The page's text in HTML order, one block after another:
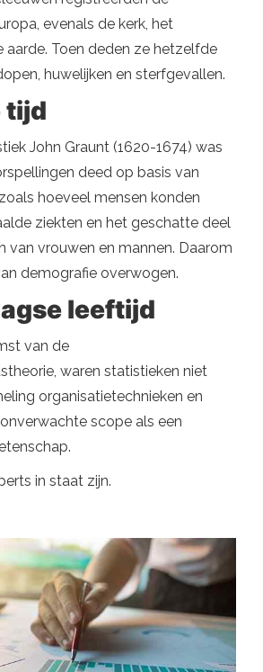
evenals de kerk, het
aarde. Toen deden ze hetzelfde
huwelijken en sterfgevallen.
tijd
John Graunt (1620-1674) was
deed op basis van
hoeveel mensen konden
ziekten en het geschatte deel
van vrouwen en mannen. Daarom
demografie overwogen.
leeftijd
van de
waren statistieken niet
organisatietechnieken en
scope als een
in staat zijn.